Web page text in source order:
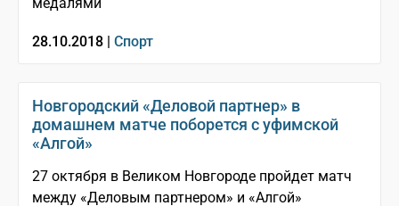
медалями
28.10.2018 | Спорт
Новгородский «Деловой партнер» в
домашнем матче поборется с уфимской
«Алгой»
27 октября в Великом Новгороде пройдет матч
между «Деловым партнером» и «Алгой»